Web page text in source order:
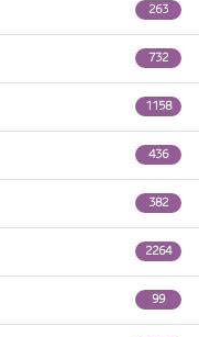
263
732
1158
436
382
2264
99